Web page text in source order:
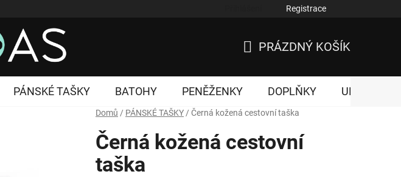
Registrace
KOŠÍK
PRÁZDNÝ KOŠÍK
PÁNSKÉ TAŠKY BATOHY PENĚŽENKY DOPLŇKY UNISEX
Domů / PÁNSKÉ TAŠKY / Černá kožená cestovní taška
Černá kožená cestovní
taška